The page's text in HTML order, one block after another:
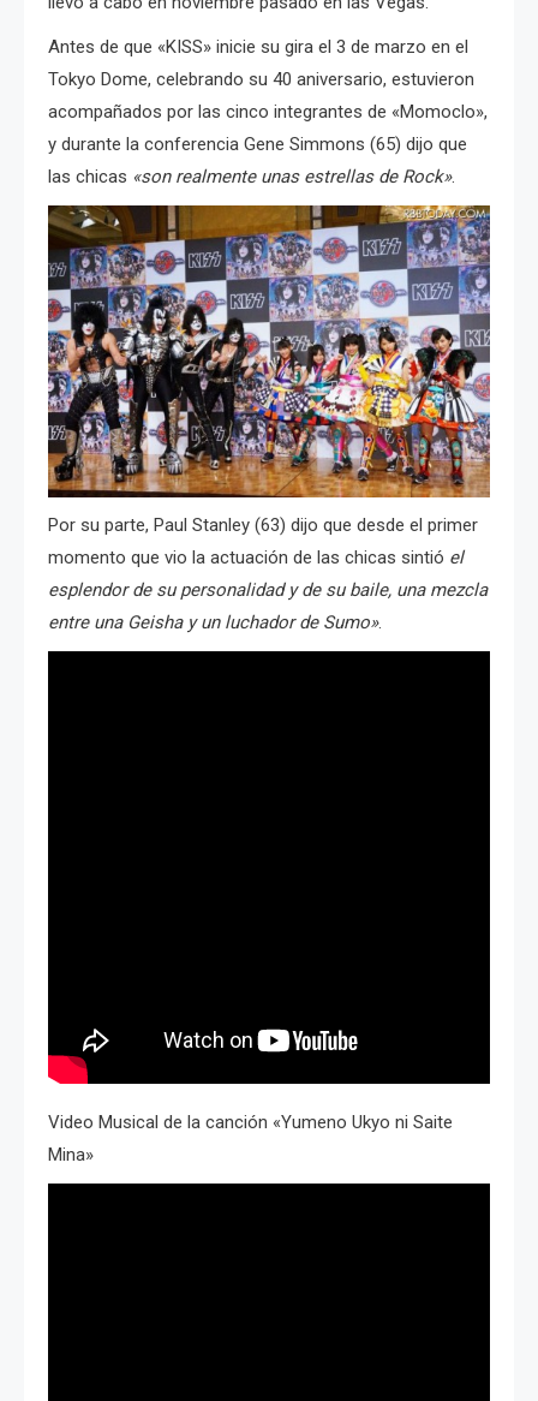
Antes de que «KISS» inicie su gira el 3 de marzo en el
Tokyo Dome, celebrando su 40 aniversario, estuvieron
acompañados por las cinco integrantes de «Momoclo»,
y durante la conferencia Gene Simmons (65) dijo que
las chicas «son realmente unas estrellas de Rock».
Por su parte, Paul Stanley (63) dijo que desde el primer
momento que vio la actuación de las chicas sintió el
esplendor de su personalidad y de su baile, una mezcla
entre una Geisha y un luchador de Sumo».
Video Musical de la canción «Yumeno Ukyo ni Saite
Mina»